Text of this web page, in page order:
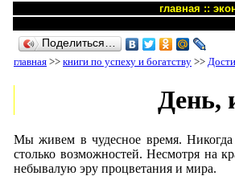
главная ::
Поделиться…
главная >> книги по успеху и богатству >>
День,
Мы живем в чудесное время.
столько возможностей. Несмотря на
небывалую эру процветания и мира.